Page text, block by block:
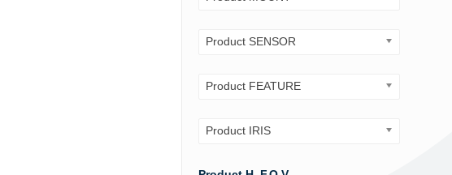
Product SENSOR
Product FEATURE
Product IRIS